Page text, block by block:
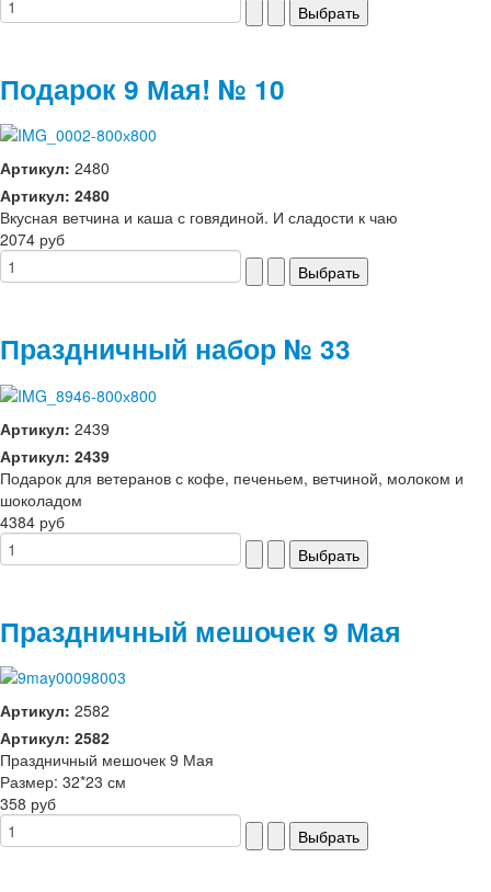
Подарок 9 Мая! № 10
Артикул: 2480
Артикул: 2480
Вкусная ветчина и каша с говядиной. И сладости к чаю
2074 руб
Праздничный набор № 33
Артикул: 2439
Артикул: 2439
Подарок для ветеранов с кофе, печеньем, ветчиной, молоком и
шоколадом
4384 руб
Праздничный мешочек 9 Мая
Артикул: 2582
Артикул: 2582
Праздничный мешочек 9 Мая
Размер: 32*23 см
358 руб